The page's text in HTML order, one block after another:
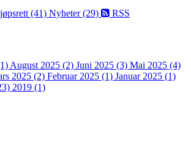
(41) Nyheter (29) RSS
August 2025 (2) Juni 2025 (3) Mai 2025 (4)
2025 (2) Februar 2025 (1) Januar 2025 (1)
2019 (1)